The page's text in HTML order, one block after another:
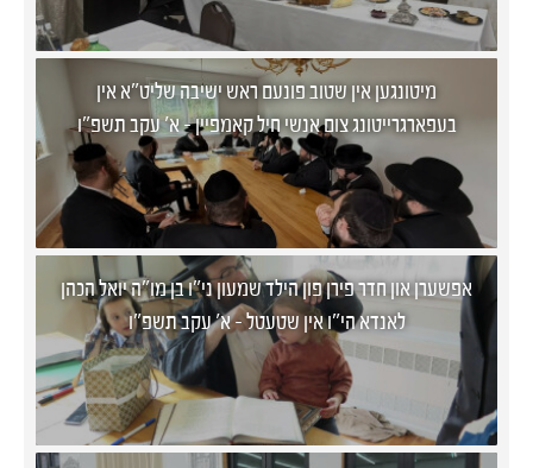
מיטונגען אין שטוב פונעם ראש ישיבה שליט"א אין
בעפארגרייטונג צום אנשי חיל קאמפיין - א' עקב תשפ"ו
אפשערן און חדר פירן פון הילד שמעון ני"ו בן מו"ה יואל הכהן
לאנדא הי"ו אין שטעטל - א' עקב תשפ"ו